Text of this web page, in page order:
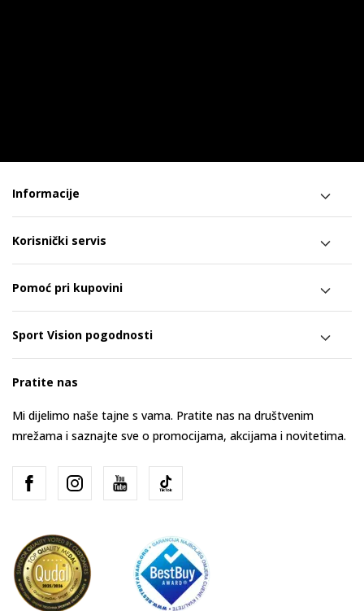
Informacije
Korisnički servis
Pomoć pri kupovini
Sport Vision pogodnosti
Pratite nas
Mi dijelimo naše tajne s vama. Pratite nas na društvenim
mrežama i saznajte sve o promocijama, akcijama i novitetima.